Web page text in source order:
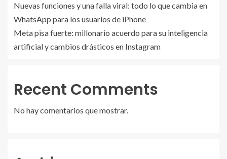
Nuevas funciones y una falla viral: todo lo que cambia en
WhatsApp para los usuarios de iPhone
Meta pisa fuerte: millonario acuerdo para su inteligencia
artificial y cambios drásticos en Instagram
Recent Comments
No hay comentarios que mostrar.